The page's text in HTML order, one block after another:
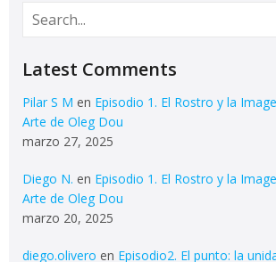
Latest Comments
Pilar S M en Episodio 1. El Rostro y la
Arte de Oleg Dou
marzo 27, 2025
Diego N. en Episodio 1. El Rostro y la
Arte de Oleg Dou
marzo 20, 2025
diego.olivero en Episodio2. El punto: la